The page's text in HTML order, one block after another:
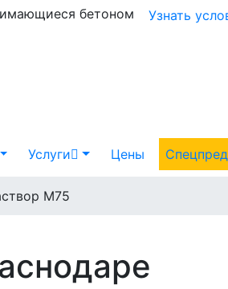
бетоном
Узнать
Услуги Цены
М75